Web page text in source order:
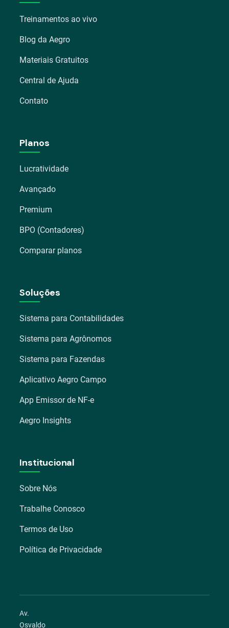
Treinamentos ao vivo
Blog da Aegro
Materiais Gratuitos
Central de Ajuda
Contato
Planos
Lucratividade
Avançado
Premium
BPO (Contadores)
Comparar planos
Soluções
Sistema para Contabilidades
Sistema para Agrônomos
Sistema para Fazendas
Aplicativo Aegro Campo
App Emissor de NF-e
Aegro Insights
Institucional
Sobre Nós
Trabalhe Conosco
Termos de Uso
Política de Privacidade
Av.
Osvaldo